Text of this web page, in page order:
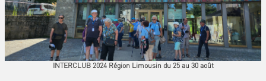
INTERCLUB 2024 Région Limousin du 25 au 30 août